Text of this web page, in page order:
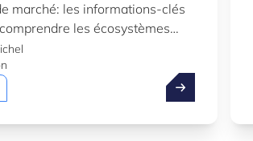
marché: les informations-clés
les écosystèmes
au Luxembourg.
Profitez de